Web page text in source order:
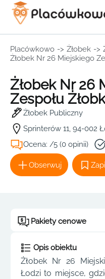
Placówkowo -> Żłobek ->
Żłobek Nr 26 Miejskiego
Żłobek Nr 26
Zespołu
Żłobek Publiczny
Sprinterów 11, 94-002
Ocena: /5 (0 opinii)
Obserwuj
Pakiety cenowe
Opis obiektu
Żłobek Nr 26
Łodzi to miejsce,